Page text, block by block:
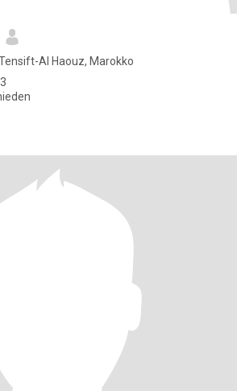
Al Haouz, Marokko